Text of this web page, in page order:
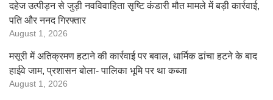
दहेज उत्पीड़न से जुड़ी नवविवाहिता सृष्टि कंडारी मौत मामले में बड़ी कार्रवाई,
पति और ननद गिरफ्तार
August 1, 2026
मसूरी में अतिक्रमण हटाने की कार्रवाई पर बवाल, धार्मिक ढांचा हटने के बाद
हाईवे जाम, प्रशासन बोला- पालिका भूमि पर था कब्जा
August 1, 2026